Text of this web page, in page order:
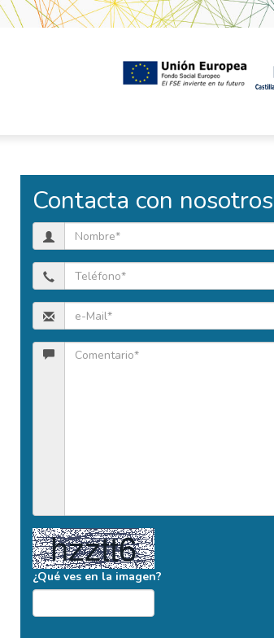
Contacta con nosotros
¿Qué ves en la imagen?